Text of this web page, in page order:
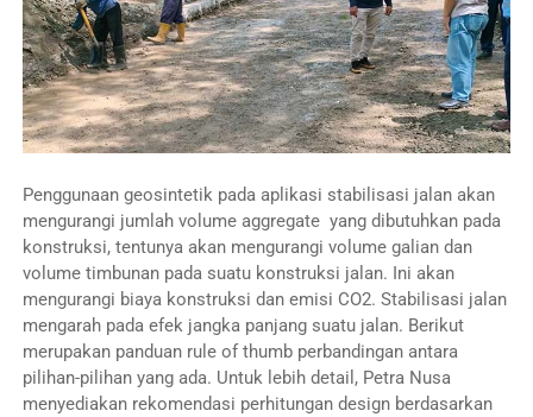
Penggunaan geosintetik pada aplikasi stabilisasi jalan akan
mengurangi jumlah volume aggregate yang dibutuhkan pada
konstruksi, tentunya akan mengurangi volume galian dan
volume timbunan pada suatu konstruksi jalan. Ini akan
mengurangi biaya konstruksi dan emisi CO2. Stabilisasi jalan
mengarah pada efek jangka panjang suatu jalan. Berikut
merupakan panduan rule of thumb perbandingan antara
pilihan-pilihan yang ada. Untuk lebih detail, Petra Nusa
menyediakan rekomendasi perhitungan design berdasarkan